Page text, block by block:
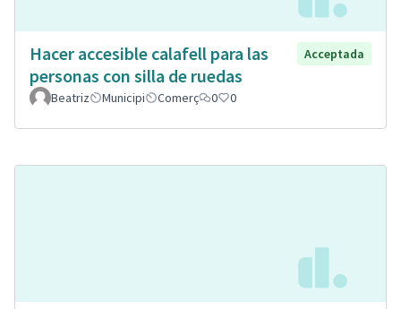
Hacer accesible calafell para las
personas con silla de ruedas
Acceptada
Beatriz Municipi Comerç 0 0